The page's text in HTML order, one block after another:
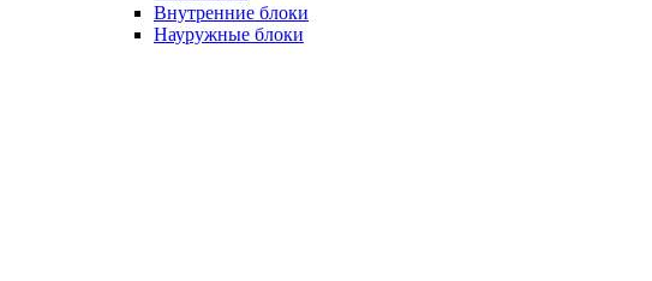
Внутренние блоки
Науружные блоки